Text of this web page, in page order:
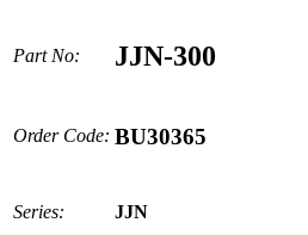
Part No: JJN-300
Order Code: BU30365
Series: JJN